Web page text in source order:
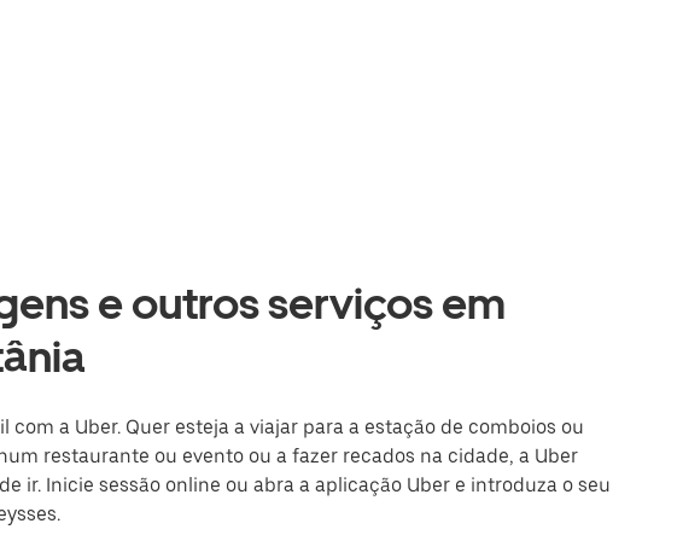
e outros serviços em
com a Uber. Quer esteja a viajar para a estação de comboios ou
restaurante ou evento ou a fazer recados na cidade, a Uber
ir. Inicie sessão online ou abra a aplicação Uber e introduza o seu